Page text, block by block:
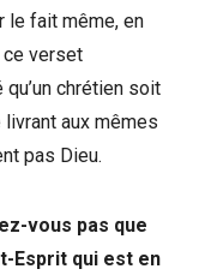
le fait même, en
ce verset
chrétien soit
aux mêmes
pas Dieu.
vous pas que
Esprit qui est en